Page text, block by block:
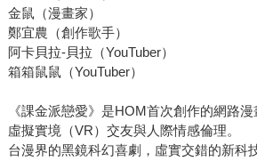
金鼠（漫畫家）
鄭宜農（創作歌手）
阿卡貝拉-貝拉（YouTuber）
箱箱鼠鼠（YouTuber）
《課金派戀愛》是HOM首次創作的網路
虛擬實境（VR）交友與人際情感倫理。
台漫界的黑鏡科幻喜劇，虛實交錯的新科